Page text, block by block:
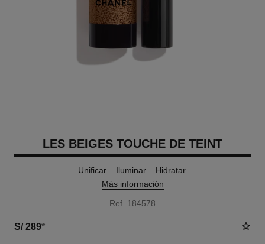
LES BEIGES TOUCHE DE TEINT
Unificar – Iluminar – Hidratar.
Más información
Ref. 184578
S/ 289*